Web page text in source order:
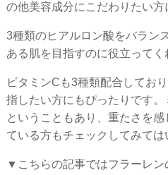
の他美容成分にこだわりたい方
3種類のヒアルロン酸をバラン
ある肌を目指すのに役立ってく
ビタミンCも3種類配合してお
指したい方にもぴったりです
ということもあり、重たさを
ている方もチェックしてみては
▼こちらの記事ではフラーレン